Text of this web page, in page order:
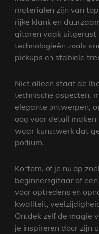
materialen zijn van
rijke klank en
gitaren vaak uitgerust
technologieën zoals
pickups en stabiele
Niet alleen staat de
technische aspecten,
elegante ontwerpen,
oog voor detail
waar kunstwerk dat
podium.
Kortom, of je nu op
beginnersgitaar of
voor optredens en
kwaliteit,
Ontdek zelf de magie
je inspireren door zijn